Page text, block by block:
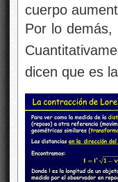
Por lo
dicen que es